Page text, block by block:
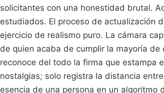
solicitantes con una honestidad brutal.
estudiados. El proceso de actualización
ejercicio de realismo puro. La cámara
de quien acaba de cumplir la mayoría
reconoce del todo la firma que estampa
nostalgias; solo registra la distancia
esencia de una persona en un algoritmo